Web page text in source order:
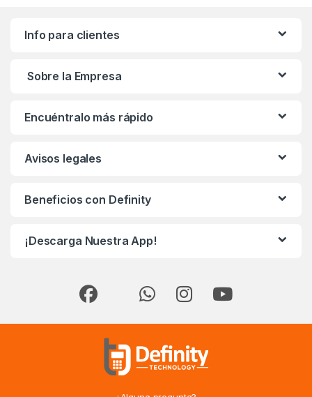
Info para clientes
Sobre la Empresa
Encuéntralo más rápido
Avisos legales
Beneficios con Definity
¡Descarga Nuestra App!